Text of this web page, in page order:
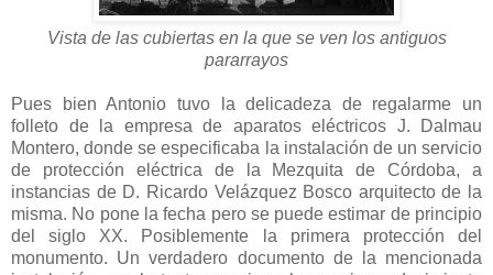
Vista de las cubiertas en la que se ven los antiguos
pararrayos
Pues bien Antonio tuvo la delicadeza de regalarme un
folleto de la empresa de aparatos eléctricos J. Dalmau
Montero, donde se especificaba la instalación de un servicio
de protección eléctrica de la Mezquita de Córdoba, a
instancias de D. Ricardo Velázquez Bosco arquitecto de la
misma. No pone la fecha pero se puede estimar de principio
del siglo XX. Posiblemente la primera protección del
monumento. Un verdadero documento de la mencionada